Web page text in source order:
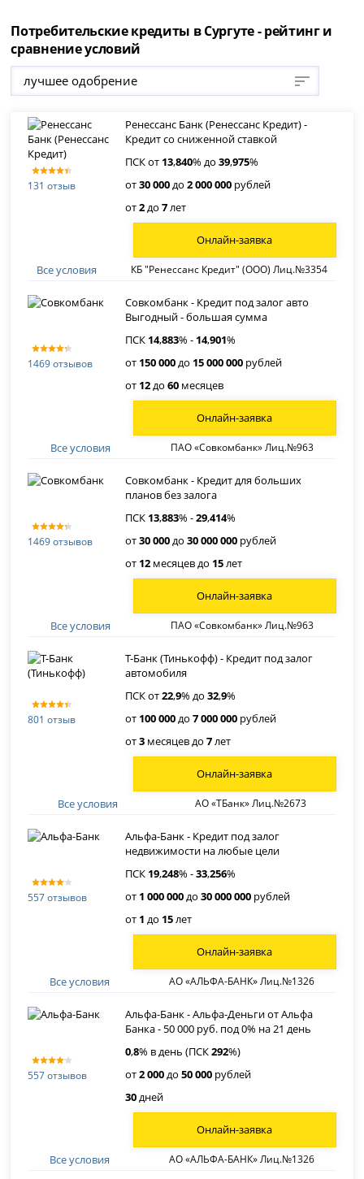
Потребительские кредиты в Сургуте - рейтинг и
сравнение условий
лучшее одобрение
131 отзыв
Ренессанс Банк (Ренессанс Кредит) -
Кредит со сниженной ставкой
ПСК от 13,840% до39,975%
от30 000до2 000 000 рублей
от2до7лет
Все условия КБ "Ренессанс Кредит" (ООО) Лиц.№3354
Онлайн-заявка
1469 отзывов
Совкомбанк - Кредит под залог авто
Выгодный - большая сумма
ПСК 14,883% - 14,901%
от 150 000до 15 000 000 рублей
от 12до60 месяцев
Все условия ПАО «Совкомбанк» Лиц.№963
Онлайн-заявка
1469 отзывов
Совкомбанк - Кредит для больших
планов без залога
ПСК 13,883% -29,414%
от30 000до30 000 000 рублей
от 12 месяцев до 15лет
Все условия ПАО «Совкомбанк» Лиц.№963
Онлайн-заявка
801 отзыв
Т-Банк (Тинькофф) - Кредит под залог
автомобиля
ПСК от22,9% до32,9%
от 100 000до7 000 000 рублей
от3 месяцев до7лет
Все условия АО «ТБанк» Лиц.№2673
Онлайн-заявка
557 отзывов
Альфа-Банк - Кредит под залог
недвижимости на любые цели
ПСК 19,248% -33,256%
от 1 000 000до30 000 000 рублей
от 1 до 15лет
Все условия АО «АЛЬФА-БАНК» Лиц.№1326
Онлайн-заявка
557 отзывов
Альфа-Банк - Альфа-Деньги от Альфа
Банка - 50 000 руб. под 0% на 21 день
0,8% в день (ПСК292%)
от2 000до50 000 рублей
30дней
Все условия АО «АЛЬФА-БАНК» Лиц.№1326
Онлайн-заявка